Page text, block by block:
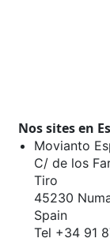
Nos sites en
Movianto
C/ de los
Tiro
45230
Spain
Tel +34 91